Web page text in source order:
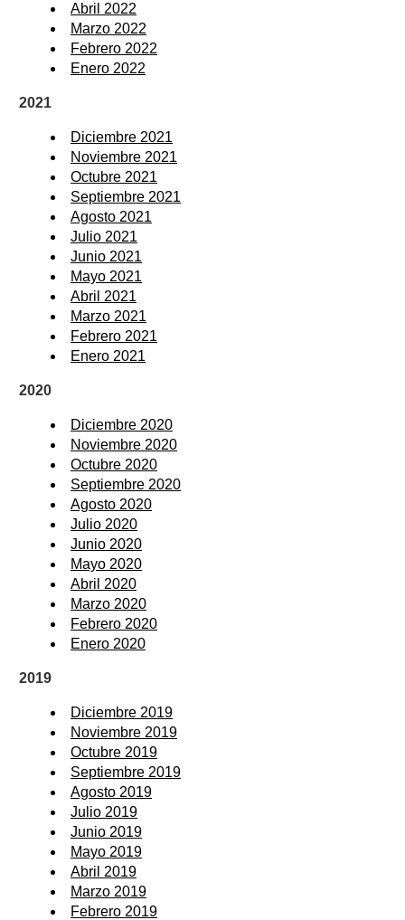
Abril 2022
Marzo 2022
Febrero 2022
Enero 2022
2021
Diciembre 2021
Noviembre 2021
Octubre 2021
Septiembre 2021
Agosto 2021
Julio 2021
Junio 2021
Mayo 2021
Abril 2021
Marzo 2021
Febrero 2021
Enero 2021
2020
Diciembre 2020
Noviembre 2020
Octubre 2020
Septiembre 2020
Agosto 2020
Julio 2020
Junio 2020
Mayo 2020
Abril 2020
Marzo 2020
Febrero 2020
Enero 2020
2019
Diciembre 2019
Noviembre 2019
Octubre 2019
Septiembre 2019
Agosto 2019
Julio 2019
Junio 2019
Mayo 2019
Abril 2019
Marzo 2019
Febrero 2019